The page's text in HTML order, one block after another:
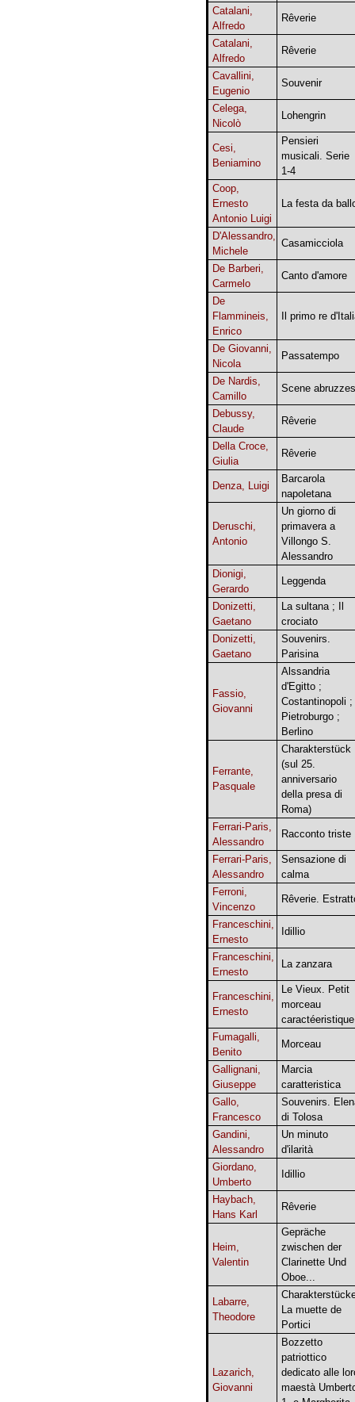
Catalani,
Alfredo
Rêverie
Catalani,
Alfredo
Rêverie
Cavallini,
Eugenio
Souvenir
Celega,
Nicolò
Lohengrin
Cesi,
Beniamino
Pensieri
musicali. Serie
1-4
Coop,
Ernesto
Antonio Luigi
La festa da
D'Alessandro,
Michele
Casamicciola
De Barberi,
Carmelo
Canto d'amore
De
Flammineis,
Enrico
Il primo re
De Giovanni,
Nicola
Passatempo
De Nardis,
Camillo
Scene
Debussy,
Claude
Rêverie
Della Croce,
Giulia
Rêverie
Denza, Luigi
Barcarola
napoletana
Deruschi,
Antonio
Un giorno di
primavera a
Villongo S.
Alessandro
Dionigi,
Gerardo
Leggenda
Donizetti,
Gaetano
La sultana ; Il
crociato
Donizetti,
Gaetano
Souvenirs.
Parisina
Fassio,
Giovanni
Alssandria
d'Egitto ;
Costantinopoli ;
Pietroburgo ;
Berlino
Ferrante,
Pasquale
Charakterstück
(sul 25.
anniversario
della presa di
Roma)
Ferrari-Paris,
Alessandro
Racconto triste
Ferrari-Paris,
Alessandro
Sensazione di
calma
Ferroni,
Vincenzo
Rêverie.
Franceschini,
Ernesto
Idillio
Franceschini,
Ernesto
La zanzara
Franceschini,
Ernesto
Le Vieux. Petit
morceau
caractéeristique
Fumagalli,
Benito
Morceau
Gallignani,
Giuseppe
Marcia
caratteristica
Gallo,
Francesco
Souvenirs.
di Tolosa
Gandini,
Alessandro
Un minuto
d'ilarità
Giordano,
Umberto
Idillio
Haybach,
Hans Karl
Rêverie
Heim,
Valentin
Gepräche
zwischen der
Clarinette Und
Oboe...
Labarre,
Theodore
La muette de
Portici
Lazarich,
Giovanni
Bozzetto
patriottico
dedicato alle
maestà